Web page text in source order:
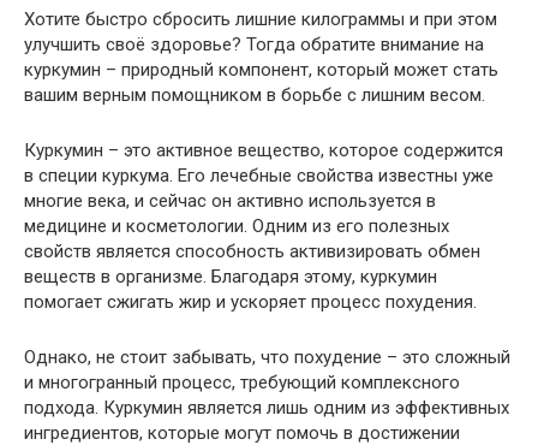
Хотите быстро сбросить лишние килограммы и при этом
улучшить своё здоровье? Тогда обратите внимание на
куркумин – природный компонент, который может стать
вашим верным помощником в борьбе с лишним весом.
Куркумин – это активное вещество, которое содержится
в специи куркума. Его лечебные свойства известны уже
многие века, и сейчас он активно используется в
медицине и косметологии. Одним из его полезных
свойств является способность активизировать обмен
веществ в организме. Благодаря этому, куркумин
помогает сжигать жир и ускоряет процесс похудения.
Однако, не стоит забывать, что похудение – это сложный
и многогранный процесс, требующий комплексного
подхода. Куркумин является лишь одним из эффективных
ингредиентов, которые могут помочь в достижении